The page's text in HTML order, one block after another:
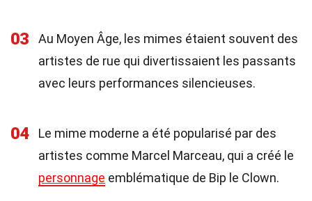
03
Au Moyen Âge, les mimes étaient souvent des
artistes de rue qui divertissaient les passants
avec leurs performances silencieuses.
04
Le mime moderne a été popularisé par des
artistes comme Marcel Marceau, qui a créé le
personnage emblématique de Bip le Clown.